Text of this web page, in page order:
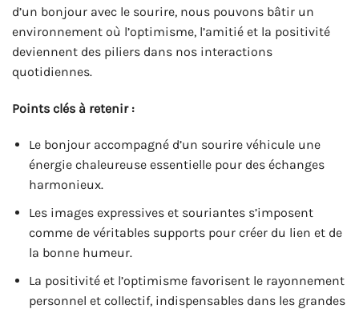
d’un bonjour avec le sourire, nous pouvons bâtir un
environnement où l’optimisme, l’amitié et la positivité
deviennent des piliers dans nos interactions
quotidiennes.
Points clés à retenir :
Le bonjour accompagné d’un sourire véhicule une
énergie chaleureuse essentielle pour des échanges
harmonieux.
Les images expressives et souriantes s’imposent
comme de véritables supports pour créer du lien et de
la bonne humeur.
La positivité et l’optimisme favorisent le rayonnement
personnel et collectif, indispensables dans les grandes